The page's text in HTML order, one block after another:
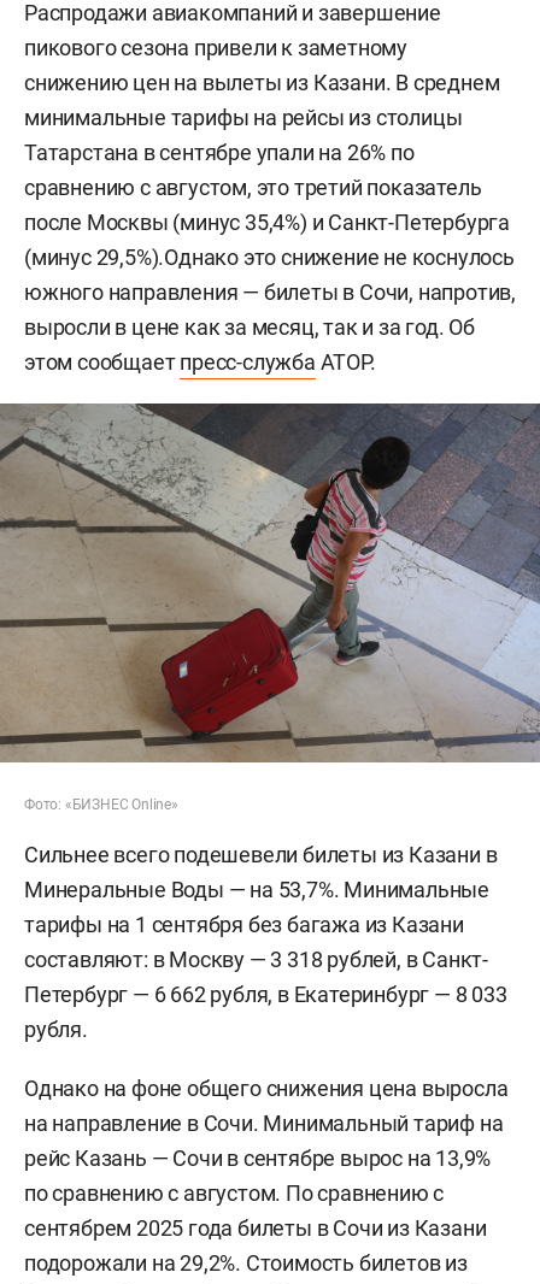
Распродажи авиакомпаний и завершение
пикового сезона привели к заметному
снижению цен на вылеты из Казани. В среднем
минимальные тарифы на рейсы из столицы
Татарстана в сентябре упали на 26% по
сравнению с августом, это третий показатель
после Москвы (минус 35,4%) и Санкт-Петербурга
(минус 29,5%).Однако это снижение не коснулось
южного направления — билеты в Сочи, напротив,
выросли в цене как за месяц, так и за год. Об
этом сообщаетпресс-служба АТОР.
Фото: «БИЗНЕС Online»
Сильнее всего подешевели билеты из Казани в
Минеральные Воды — на 53,7%. Минимальные
тарифы на 1 сентября без багажа из Казани
составляют: в Москву — 3 318 рублей, в Санкт-
Петербург — 6 662 рубля, в Екатеринбург — 8 033
рубля.
Однако на фоне общего снижения цена выросла
на направление в Сочи. Минимальный тариф на
рейс Казань — Сочи в сентябре вырос на 13,9%
по сравнению с августом. По сравнению с
сентябрем 2025 года билеты в Сочи из Казани
подорожали на 29,2%. Стоимость билетов из